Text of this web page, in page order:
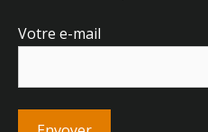
Votre e-mail